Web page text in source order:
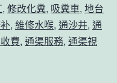
渠
方
, 修改化糞, 吸糞車, 地台
, 維修水喉, 通沙井, 通
費, 通渠服務, 通渠視